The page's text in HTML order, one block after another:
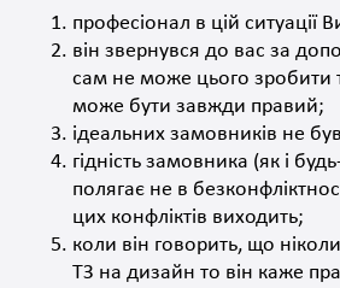
професіонал в цій ситуації
він звернувся до вас за
сам не може цього зробити
може бути завжди правий;
ідеальних замовників не
гідність замовника (як і
полягає не в
цих конфліктів виходить;
коли він говорить, що
ТЗ на дизайн то він каже